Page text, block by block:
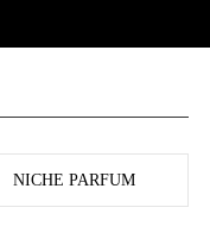
NICHE PARFUM